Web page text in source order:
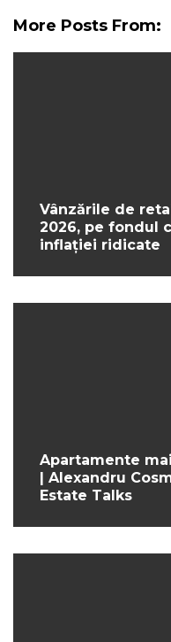
More Posts From:
Vânzările de
2026, pe fondul
inflației ridicate
Apartamente
| Alexandru
Estate Talks